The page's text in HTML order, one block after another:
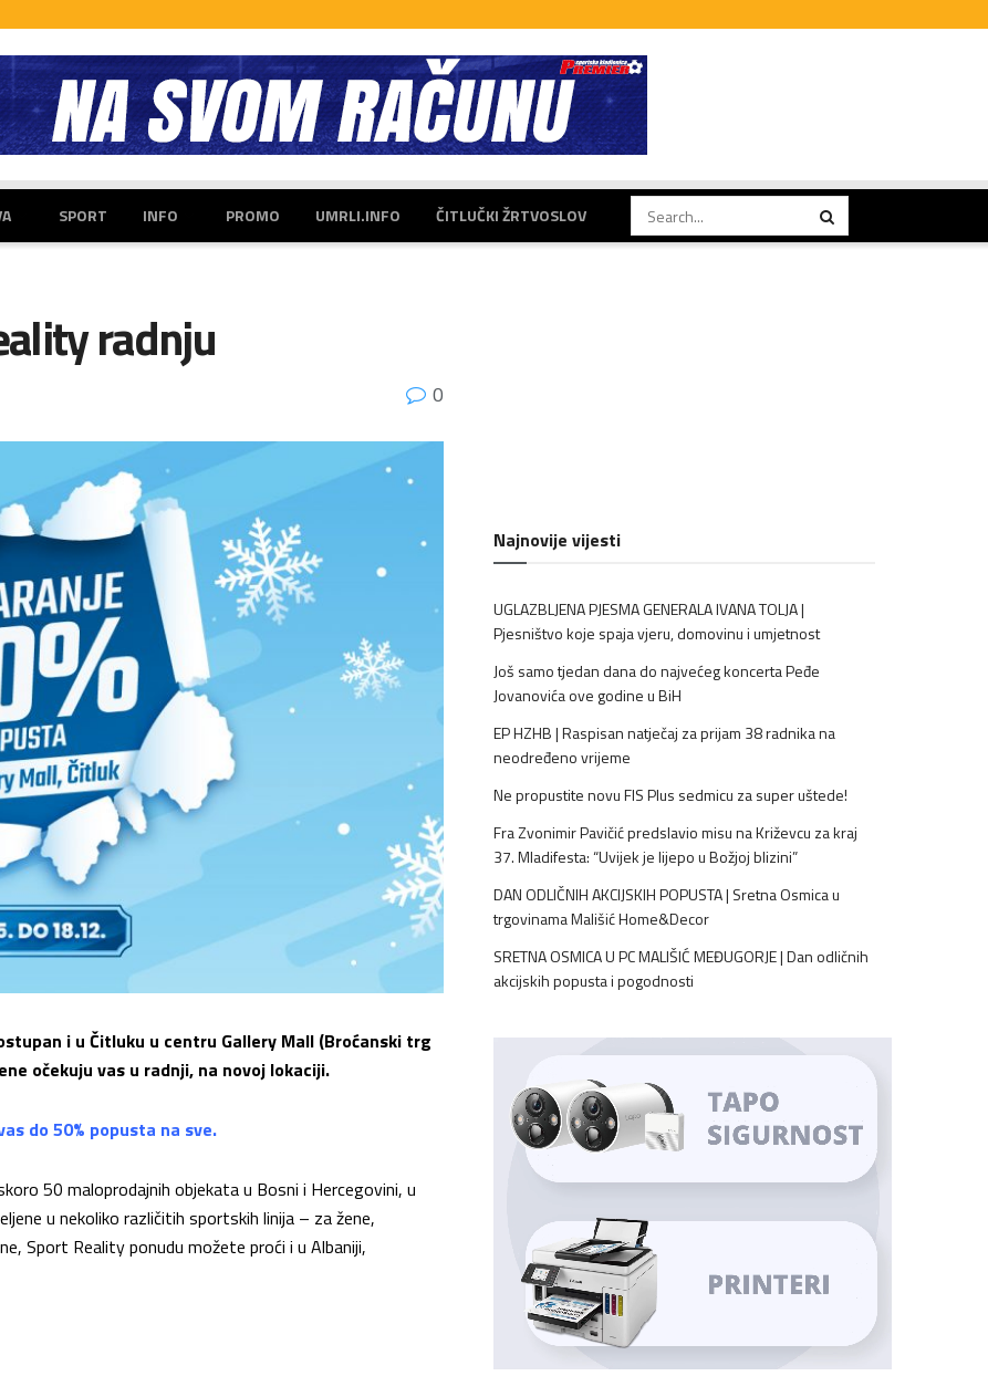
SPORT INFO PROMO UMRLI.INFO ČITLUČKI ŽRTVOSLOV
radnju
0
i u Čitluku u centru Gallery Mall (Broćanski trg
očekuju vas u radnji, na novoj lokaciji.
do 50% popusta na sve.
50 maloprodajnih objekata u Bosni i Hercegovini, u
u nekoliko različitih sportskih linija – za žene,
Sport Reality ponudu možete proći i u Albaniji,
Najnovije vijesti
UGLAZBLJENA PJESMA GENERALA IVANA TOLJA |
Pjesništvo koje spaja vjeru, domovinu i umjetnost
Još samo tjedan dana do najvećeg koncerta Peđe
Jovanovića ove godine u BiH
EP HZHB | Raspisan natječaj za prijam 38 radnika na
neodređeno vrijeme
Ne propustite novu FIS Plus sedmicu za super uštede!
Fra Zvonimir Pavičić predslavio misu na Križevcu za kraj
37. Mladifesta: “Uvijek je lijepo u Božjoj blizini”
DAN ODLIČNIH AKCIJSKIH POPUSTA | Sretna Osmica u
trgovinama Mališić Home&Decor
SRETNA OSMICA U PC MALIŠIĆ MEĐUGORJE | Dan odličnih
akcijskih popusta i pogodnosti